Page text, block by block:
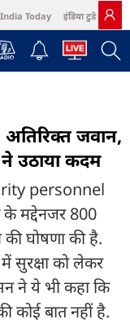
India Today इंडिया टुडे हिंदी
Bazaar Northeast
अतिरिक्त जवान,
उठाया कदम
personnel
के मद्देनजर 800
की घोषणा की है.
सुरक्षा को लेकर
ने ये भी कहा कि
कोई बात नहीं है.